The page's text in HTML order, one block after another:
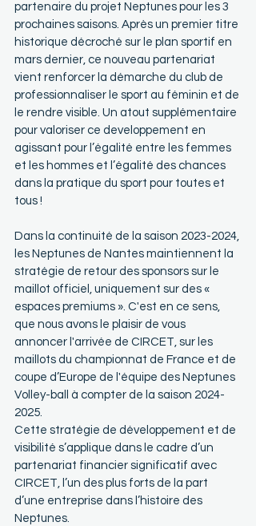
partenaire du projet Neptunes pour les 3
prochaines saisons. Après un premier titre
historique décroché sur le plan sportif en
mars dernier, ce nouveau partenariat
vient renforcer la démarche du club de
professionnaliser le sport au féminin et de
le rendre visible. Un atout supplémentaire
pour valoriser ce developpement en
agissant pour l’égalité entre les femmes
et les hommes et l’égalité des chances
dans la pratique du sport pour toutes et
tous !
Dans la continuité de la saison 2023-2024,
les Neptunes de Nantes maintiennent la
stratégie de retour des sponsors sur le
maillot officiel, uniquement sur des «
espaces premiums ». C'est en ce sens,
que nous avons le plaisir de vous
annoncer l'arrivée de CIRCET, sur les
maillots du championnat de France et de
coupe d’Europe de l'équipe des Neptunes
Volley-ball à compter de la saison 2024-
2025.
Cette stratégie de développement et de
visibilité s’applique dans le cadre d’un
partenariat financier significatif avec
CIRCET, l’un des plus forts de la part
d’une entreprise dans l’histoire des
Neptunes.